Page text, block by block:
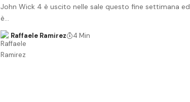
John Wick 4 è uscito nelle sale questo fine settimana ed
è…
Raffaele Ramirez 4 Min